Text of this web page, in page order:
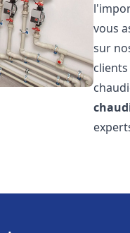
vous
sur